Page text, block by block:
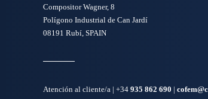
Compositor Wagner, 8
Polígono Industrial de Can Jardí
08191 Rubí, SPAIN
Atención al cliente/a​ | +34 935 862 690 |